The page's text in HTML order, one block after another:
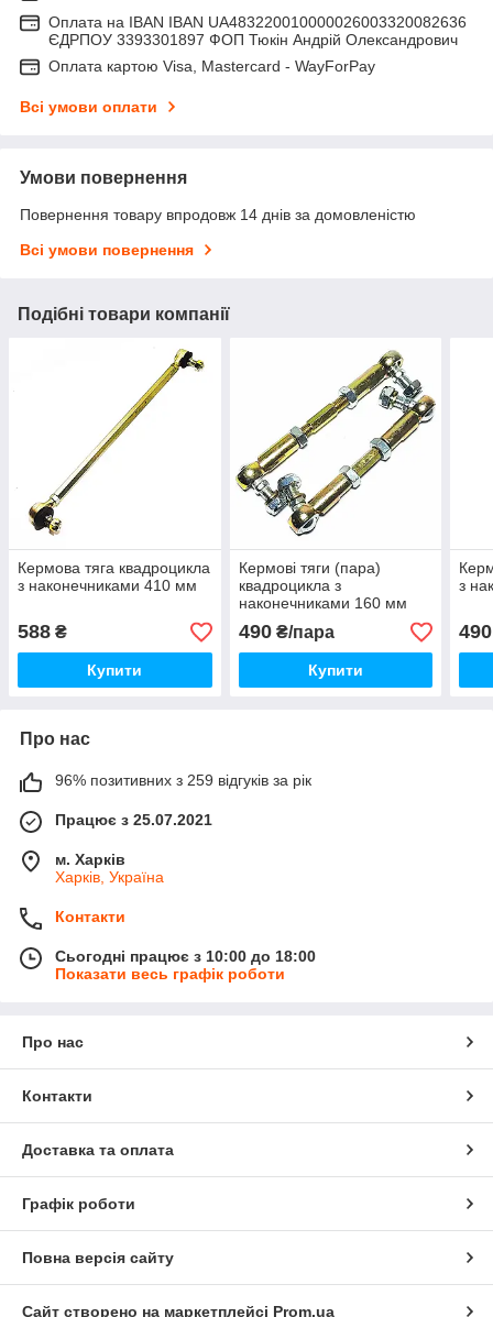
Оплата на IBAN IBAN UA483220010000026003320082636
ЄДРПОУ 3393301897 ФОП Тюкін Андрій Олександрович
Оплата картою Visa, Mastercard - WayForPay
Всі умови оплати
Умови повернення
Повернення товару впродовж 14 днів за домовленістю
Всі умови повернення
Подібні товари компанії
Кермова тяга квадроцикла
з наконечниками 410 мм
588 ₴
Купити
Кермові тяги (пара)
квадроцикла з
наконечниками 160 мм
MiniATV посилені
490₴/пара
Купити
з
490
Про нас
96% позитивних з 259 відгуків за рік
Працює з 25.07.2021
м. Харків
Харків, Україна
Контакти
Сьогодні працює з 10:00 до 18:00
Показати весь графік роботи
Про нас
Контакти
Доставка та оплата
Графік роботи
Повна версія сайту
Сайт створено на маркетплейсі Prom.ua